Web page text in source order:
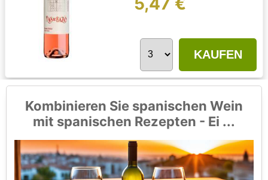
KAUFEN
Kombinieren Sie spanischen Wein
mit spanischen Rezepten - Ei ...